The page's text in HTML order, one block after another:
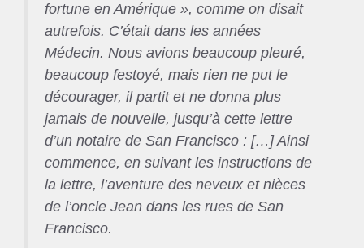
fortune en Amérique », comme on disait
autrefois. C’était dans les années
Médecin. Nous avions beaucoup pleuré,
beaucoup festoyé, mais rien ne put le
décourager, il partit et ne donna plus
jamais de nouvelle, jusqu’à cette lettre
d’un notaire de San Francisco : […] Ainsi
commence, en suivant les instructions de
la lettre, l’aventure des neveux et nièces
de l’oncle Jean dans les rues de San
Francisco.